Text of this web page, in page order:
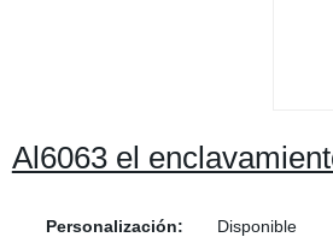
Al6063 el
Personalización: Disponible